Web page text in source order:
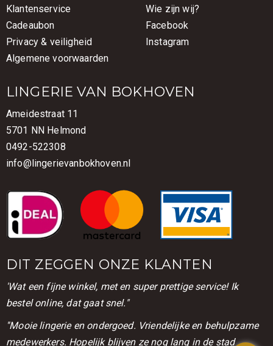
Klantenservice
Cadeaubon
Privacy & veiligheid
Algemene voorwaarden
Wie zijn wij?
Facebook
Instagram
LINGERIE VAN BOKHOVEN
Ameidestraat 11
5701 NN Helmond
0492-522308
info@lingerievanbokhoven.nl
DIT ZEGGEN ONZE KLANTEN
'Wat een fijne winkel, met en super prettige service! Ik
bestel online, dat gaat snel."
''Mooie lingerie en ondergoed. Vriendelijke en behulpzame
medewerkers. Hopelijk blijven ze nog lang in de stad